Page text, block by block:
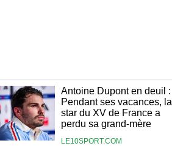
Antoine Dupont en deuil :
Pendant ses vacances, la
star du XV de France a
perdu sa grand-mère
LE10SPORT.COM